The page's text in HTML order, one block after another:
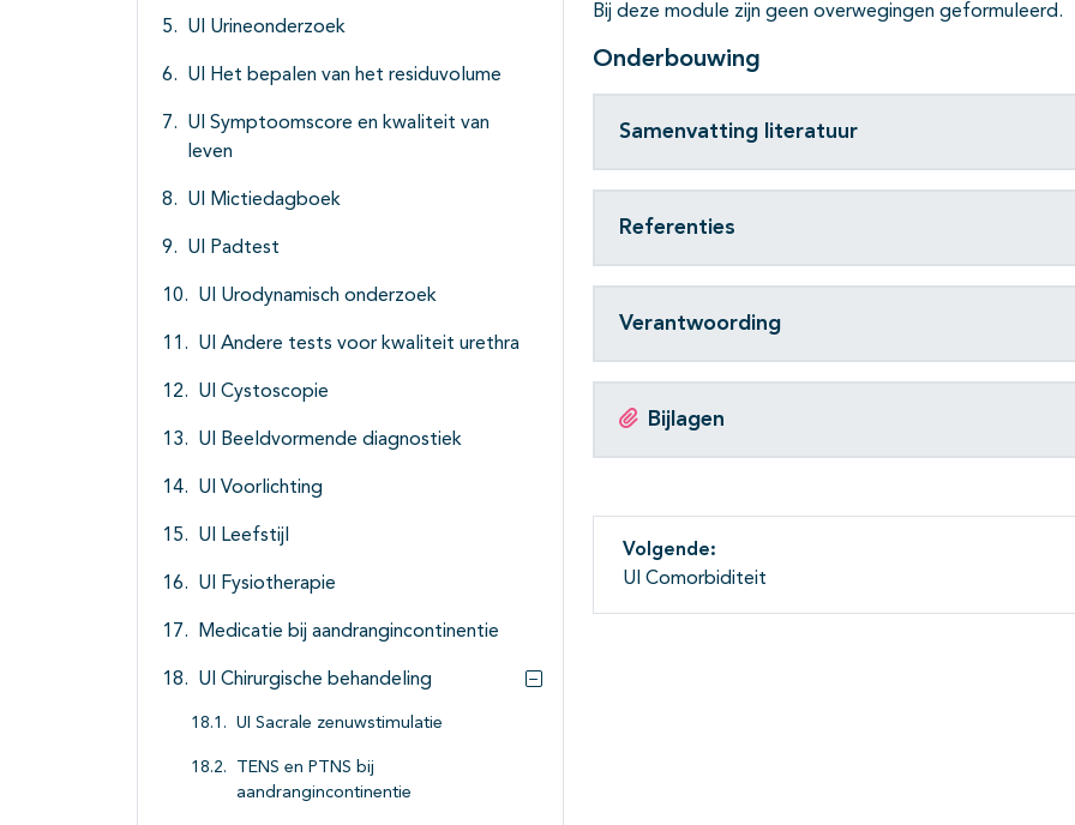
UI Urineonderzoek
UI Het bepalen van het residuvolume
UI Symptoomscore en kwaliteit van
leven
UI Mictiedagboek
UI Padtest
UI Urodynamisch onderzoek
UI Andere tests voor kwaliteit urethra
UI Cystoscopie
UI Beeldvormende diagnostiek
UI Voorlichting
UI Leefstijl
UI Fysiotherapie
Medicatie bij aandrangincontinentie
UI Chirurgische behandeling
UI Sacrale zenuwstimulatie
TENS en PTNS bij
aandrangincontinentie
Bij deze module zijn geen overwegingen geformuleerd.
Onderbouwing
Samenvatting literatuur
Referenties
Verantwoording
Bijlagen
Volgende:
UI Comorbiditeit